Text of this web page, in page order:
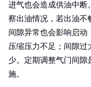
进气也会造成供油中断
察出油情况，若出油不
间隙异常也会影响启动
压缩压力不足；间隙过
少。定期调整气门间隙
施。